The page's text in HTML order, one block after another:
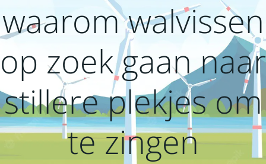
waarom walvissen
op zoek gaan naar
stillere plekjes om
te zingen